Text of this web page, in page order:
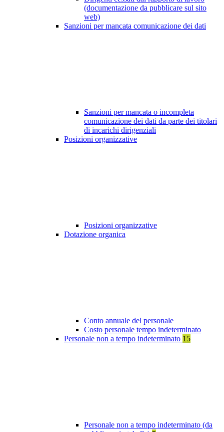
(documentazione da pubblicare sul sito
web)
Sanzioni per mancata comunicazione dei dati
Sanzioni per mancata o incompleta
comunicazione dei dati da parte dei titolari
di incarichi dirigenziali
Posizioni organizzative
Posizioni organizzative
Dotazione organica
Conto annuale del personale
Costo personale tempo indeterminato
Personale non a tempo indeterminato 15
Personale non a tempo indeterminato (da